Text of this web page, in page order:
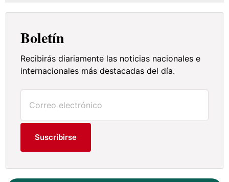
Boletín
Recibirás diariamente las noticias nacionales e
internacionales más destacadas del día.
Suscribirse